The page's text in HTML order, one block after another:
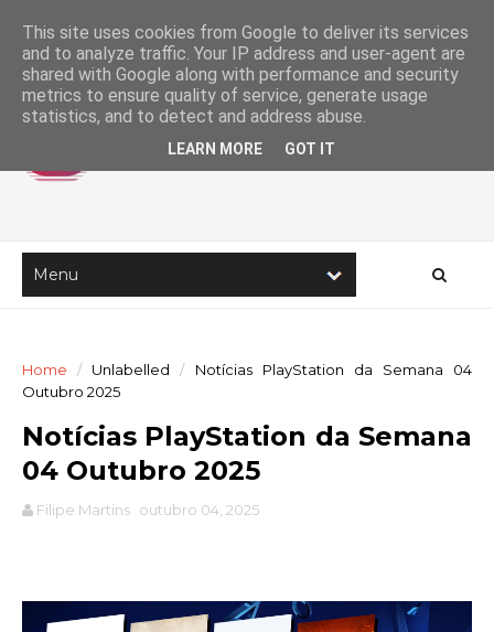
Home /Unlabelled/
Notícias PlayStation da Semana 04
Outubro 2025
Notícias PlayStation da Semana
04 Outubro 2025
Filipe Martins outubro 04, 2025
This site uses cookies from Google to deliver its services
and to analyze traffic. Your IP address and user-agent are
shared with Google along with performance and security
metrics to ensure quality of service, generate usage
statistics, and to detect and address abuse.
LEARN MORE GOT IT